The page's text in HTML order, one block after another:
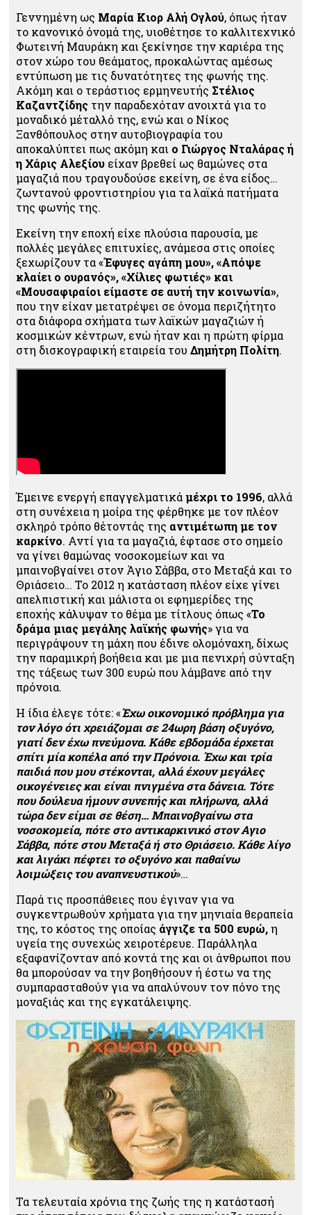
Γεννημένη ως Μαρία Κιορ Αλή Ογλού, όπως ήταν
το κανονικό όνομά της, υιοθέτησε το καλλιτεχνικό
Φωτεινή Μαυράκη και ξεκίνησε την καριέρα της
στον χώρο του θεάματος, προκαλώντας αμέσως
εντύπωση με τις δυνατότητες της φωνής της.
Ακόμη και ο τεράστιος ερμηνευτής Στέλιος
Καζαντζίδης την παραδεχόταν ανοιχτά για το
μοναδικό μέταλλό της, ενώ και ο Νίκος
Ξανθόπουλος στην αυτοβιογραφία του
αποκαλύπτει πως ακόμη και ο Γιώργος Νταλάρας ή
η Χάρις Αλεξίου είχαν βρεθεί ως θαμώνες στα
μαγαζιά που τραγουδούσε εκείνη, σε ένα είδος…
ζωντανού φροντιστηρίου για τα λαϊκά πατήματα
της φωνής της.
Εκείνη την εποχή είχε πλούσια παρουσία, με
πολλές μεγάλες επιτυχίες, ανάμεσα στις οποίες
ξεχωρίζουν τα «Έφυγες αγάπη μου», «Απόψε
κλαίει ο ουρανός», «Χίλιες φωτιές» και
«Μουσαφιραίοι είμαστε σε αυτή την κοινωνία»,
που την είχαν μετατρέψει σε όνομα περιζήτητο
στα διάφορα σχήματα των λαϊκών μαγαζιών ή
κοσμικών κέντρων, ενώ ήταν και η πρώτη φίρμα
στη δισκογραφική εταιρεία του Δημήτρη Πολίτη.
Έμεινε ενεργή επαγγελματικάμέχρι το 1996, αλλά
στη συνέχεια η μοίρα της φέρθηκε με τον πλέον
σκληρό τρόπο θέτοντάς της αντιμέτωπη με τον
καρκίνο. Αντί για τα μαγαζιά, έφτασε στο σημείο
να γίνει θαμώνας νοσοκομείων και να
μπαινοβγαίνει στον Άγιο Σάββα, στο Μεταξά και το
Θριάσειο… Το 2012 η κατάσταση πλέον είχε γίνει
απελπιστική και μάλιστα οι εφημερίδες της
εποχής κάλυψαν το θέμα με τίτλους όπως «Το
δράμα μιας μεγάλης λαϊκής φωνής» για να
περιγράψουν τη μάχη που έδινε ολομόναχη, δίχως
την παραμικρή βοήθεια και με μια πενιχρή σύνταξη
της τάξεως των 300 ευρώ που λάμβανε από την
πρόνοια.
Η ίδια έλεγε τότε: «Έχω οικονομικό πρόβλημα για
τον λόγο ότι χρειάζομαι σε 24ωρη βάση οξυγόνο,
γιατί δεν έχω πνεύμονα. Κάθε εβδομάδα έρχεται
σπίτι μία κοπέλα από την Πρόνοια. Έχω και τρία
παιδιά που μου στέκονται, αλλά έχουν μεγάλες
οικογένειες και είναι πνιγμένα στα δάνεια. Τότε
που δούλευα ήμουν συνεπής και πλήρωνα, αλλά
τώρα δεν είμαι σε θέση… Μπαινοβγαίνω στα
νοσοκομεία, πότε στο αντικαρκινικό στον Αγιο
Σάββα, πότε στου Μεταξά ή στο Θριάσειο. Κάθε λίγο
και λιγάκι πέφτει το οξυγόνο και παθαίνω
λοιμώξεις του αναπνευστικού»…
Παρά τις προσπάθειες που έγιναν για να
συγκεντρωθούν χρήματα για την μηνιαία θεραπεία
της, το κόστος της οποίας άγγιζε τα 500 ευρώ,η
υγεία της συνεχώς χειροτέρευε. Παράλληλα
εξαφανίζονταν από κοντά της και οι άνθρωποι που
θα μπορούσαν να την βοηθήσουν ή έστω να της
συμπαρασταθούν για να απαλύνουν τον πόνο της
μοναξιάς και της εγκατάλειψης.
Τα τελευταία χρόνια της ζωής της η κατάστασή